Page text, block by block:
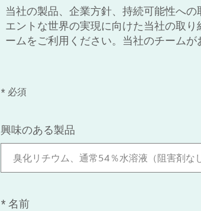
当社の製品、企業方針、持続可能性へ
エントな世界の実現に向けた当社の取
ームをご利用ください。当社のチーム
* 必須
興味のある製品
臭化リチウム、通常54％水溶液（阻害剤な
*名前